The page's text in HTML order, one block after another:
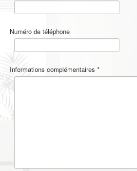
Numéro de téléphone
Informations complémentaires *